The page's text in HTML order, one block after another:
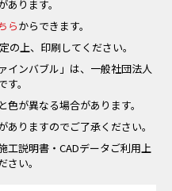
ります。
らからできます。
上、印刷してください。
インバブル」は、一般社団法人
。
が異なる場合があります。
ありますのでご了承ください。
工説明書・CADデータご利用上
さい。